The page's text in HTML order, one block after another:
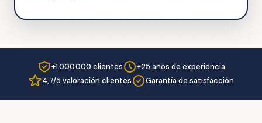
+1.000.000 clientes
+25 años de experiencia
4,7/5 valoración clientes
Garantía de satisfacción